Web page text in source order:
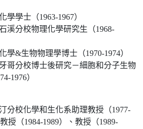
學學士（1963-1967）
溪分校物理化學研究生（1968-
學&生物物理學博士（1970-1974）
哥分校博士後研究－細胞和分子生物
1976）
分校化學和生化系助理教授（1977-
授（1984-1989）、教授（1989-